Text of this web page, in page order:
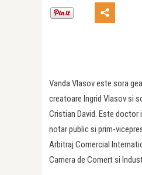
Vanda Vlasov este sora
creatoare Ingrid Vlasov si
Cristian David. Este
notar public si prim-
Arbitraj Comercial
Camera de Comert si